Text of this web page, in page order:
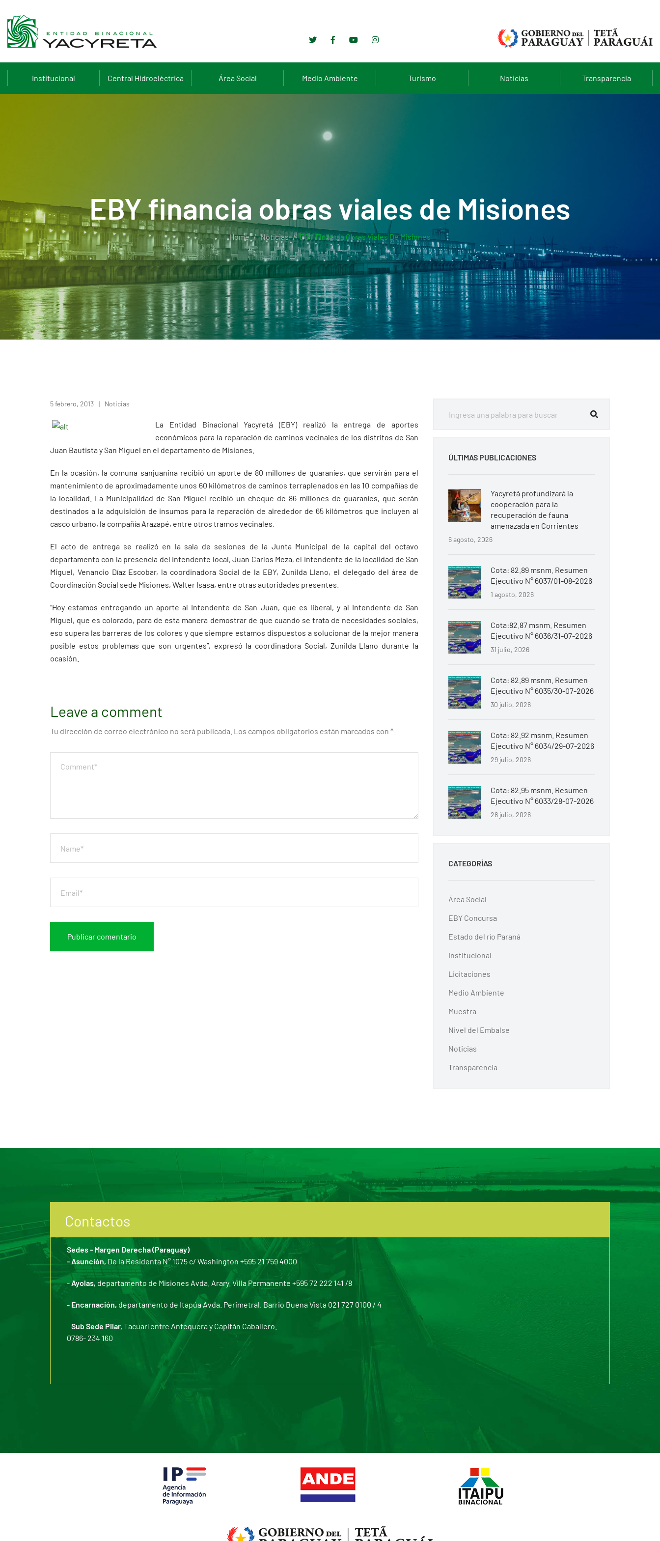
Institucional Central Hidroeléctrica Área Social Medio Ambiente Turismo Noticias Transparencia
EBY financia obras viales de Misiones
Home Noticias EBY Financia Obras Viales De Misiones
5 febrero, 2013 Noticias
La Entidad Binacional Yacyretá (EBY) realizó la entrega de aportes
económicos para la reparación de caminos vecinales de los distritos de San
Juan Bautista y San Miguel en el departamento de Misiones.
En la ocasión, la comuna sanjuanina recibió un aporte de 80 millones de guaraníes, que servirán para el
mantenimiento de aproximadamente unos 60 kilómetros de caminos terraplenados en las 10 compañías de
la localidad. La Municipalidad de San Miguel recibió un cheque de 86 millones de guaraníes, que serán
destinados a la adquisición de insumos para la reparación de alrededor de 65 kilómetros que incluyen al
casco urbano, la compañía Arazapé, entre otros tramos vecinales.
El acto de entrega se realizó en la sala de sesiones de la Junta Municipal de la capital del octavo
departamento con la presencia del intendente local, Juan Carlos Meza, el intendente de la localidad de San
Miguel, Venancio Díaz Escobar, la coordinadora Social de la EBY, Zunilda Llano, el delegado del área de
Coordinación Social sede Misiones, Walter Isasa, entre otras autoridades presentes.
“Hoy estamos entregando un aporte al Intendente de San Juan, que es liberal, y al Intendente de San
Miguel, que es colorado, para de esta manera demostrar de que cuando se trata de necesidades sociales,
eso supera las barreras de los colores y que siempre estamos dispuestos a solucionar de la mejor manera
posible estos problemas que son urgentes”, expresó la coordinadora Social, Zunilda Llano durante la
ocasión.
Leave a comment
Tu dirección de correo electrónico no será publicada. Los campos obligatorios están marcados con *
ÚLTIMAS PUBLICACIONES
Yacyretá profundizará la
cooperación para la
recuperación de fauna
amenazada en Corrientes
6 agosto, 2026
Cota: 82.89 msnm. Resumen
Ejecutivo N° 6037/01-08-2026
1 agosto, 2026
Cota:82.87 msnm. Resumen
Ejecutivo N° 6036/31-07-2026
31 julio, 2026
Cota: 82.89 msnm. Resumen
Ejecutivo N° 6035/30-07-2026
30 julio, 2026
Cota: 82.92 msnm. Resumen
Ejecutivo N° 6034/29-07-2026
29 julio, 2026
Cota: 82.95 msnm. Resumen
Ejecutivo N° 6033/28-07-2026
28 julio, 2026
CATEGORÍAS
Área Social
EBY Concursa
Estado del río Paraná
Institucional
Licitaciones
Medio Ambiente
Muestra
Nivel del Embalse
Noticias
Transparencia
Contactos
Sedes - Margen Derecha (Paraguay)
- Asunción, De la Residenta N° 1075 c/ Washington +595 21 759 4000
-Ayolas, departamento de Misiones Avda. Arary. Villa Permanente +595 72 222 141 /8
- Encarnación, departamento de Itapúa Avda. Perimetral. Barrio Buena Vista 021 727 0100 / 4
-Sub Sede Pilar, Tacuarí entre Antequera y Capitán Caballero.
0786- 234 160